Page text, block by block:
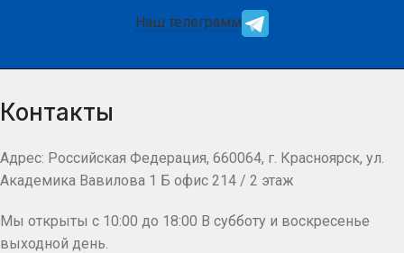
Наш телеграмм
Контакты
Адрес: Российская Федерация, 660064, г. Красноярск, ул.
Академика Вавилова 1 Б офис 214 / 2 этаж
Мы открыты с 10:00 до 18:00 В субботу и воскресенье
выходной день.